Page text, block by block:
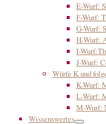
E-Wurf:
F-Wurf:
G-Wurf:
H-Wurf:
I-
J-Wurf:
Würfe K und
K-Wurf:
L-Wurf:
M-Wurf:
Wissenswertes